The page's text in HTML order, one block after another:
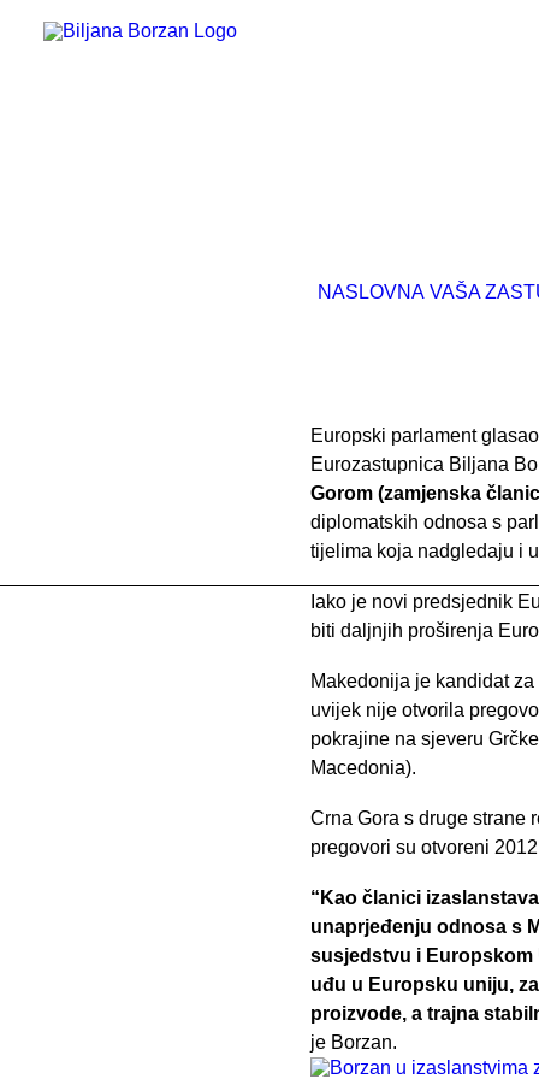
NASLOVNA VAŠA
Europski parlament
Eurozastupnica Biljana
Gorom (zamjenska
diplomatskih odnosa s
tijelima koja nadgledaju i
Iako je novi predsjednik
biti daljnjih proširenja
Makedonija je kandidat
uvijek nije otvorila
pokrajine na sjeveru
Macedonia).
Crna Gora s druge strane
pregovori su otvoreni
“Kao članici
unaprjeđenju odnosa s
susjedstvu i Europskom
uđu u Europsku uniju,
proizvode, a trajna
je Borzan.